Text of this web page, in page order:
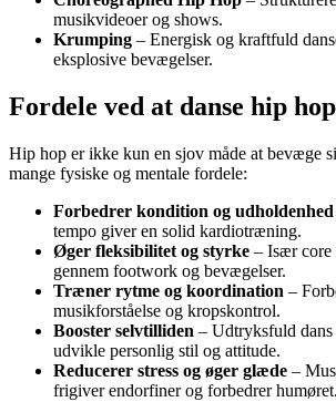
musikvideoer og shows.
Krumping – Energisk og kraftfuld
eksplosive bevægelser.
Fordele ved at danse hip hop
Hip hop er ikke kun en sjov måde at bevæge
mange fysiske og mentale fordele:
Forbedrer kondition og udholdenhed
tempo giver en solid kardiotræning.
Øger fleksibilitet og styrke – Især core
gennem footwork og bevægelser.
Træner rytme og koordination –
musikforståelse og kropskontrol.
Booster selvtilliden – Udtryksfuld
udvikle personlig stil og attitude.
Reducerer stress og øger glæde –
frigiver endorfiner og forbedrer humøret.